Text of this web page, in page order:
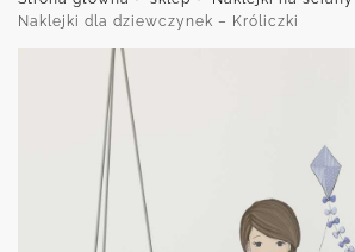
Naklejki dla dziewczynek – Króliczki